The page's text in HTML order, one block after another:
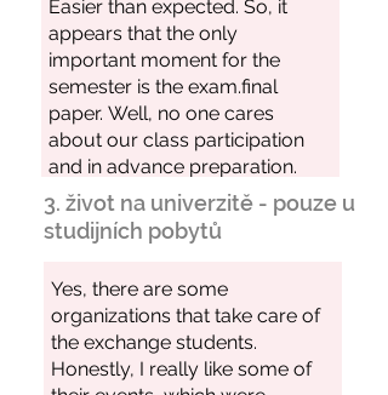
3. život na univerzitě - pouze u
studijních pobytů